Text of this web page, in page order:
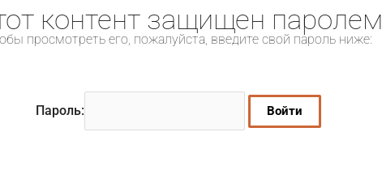
контент защищен паролем
просмотреть его, пожалуйста, введите свой пароль ниже:
Пароль: